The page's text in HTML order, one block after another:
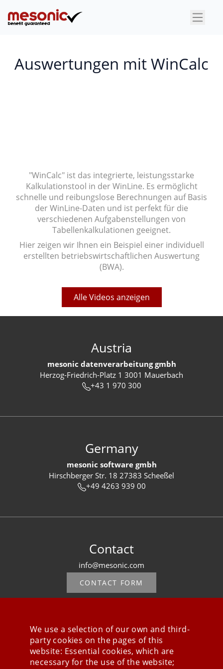
×
Auswertungen mit WinCalc
"WinCalc" ist das integrierte, leistungsstarke
Kalkulationstool in der WinLine. Es ermöglicht
schnelle und reibungslose Berechnungen auf Basis
der WinLine-Daten und ist perfekt für die
verschiedenen Aufgabenstellungen von
Tabellenkalkulationen geeignet.
Hier zeigen wir Ihnen ein Beispiel einer individuell
erstellten betriebswirtschaftlichen Auswertung
(BWA).
Alle Videos anzeigen
Austria
mesonic datenverarbeitung gmbh
Herzog-Friedrich-Platz 1 3001 Mauerbach
+43 1 970 300
Germany
mesonic software gmbh
Hirschberger Str. 18 27383 Scheeßel
+49 4263 939 00
Contact
info@mesonic.com
CONTACT FORM
Stay connected
We use a selection of our own and third-
party cookies on the pages of this
website: Essential cookies, which are
necessary for the use of the website;